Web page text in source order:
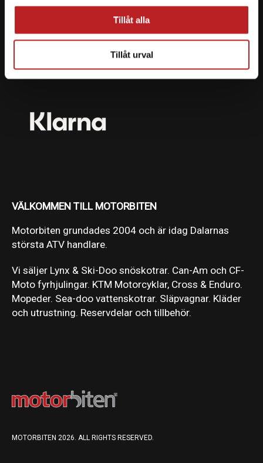
Tillåt alla
Tillåt urval
Vi erbjuder flera olika betalsätt. Dina köp är alltid
skyddade med krypteringsteknik.
VÄLKOMMEN TILL MOTORBITEN
Motorbiten grundades 2004 och är idag Dalarnas
största ATV handlare.
Vi säljer Lynx & Ski-Doo snöskotrar. Can-Am och CF-
Moto fyrhjulingar. KTM Motorcyklar, Cross & Enduro.
Mopeder. Sea-doo vattenskotrar. Släpvagnar. Kläder
och utrustning. Reservdelar och tillbehör.
MOTORBITEN 2026. ALL RIGHTS RESERVED.